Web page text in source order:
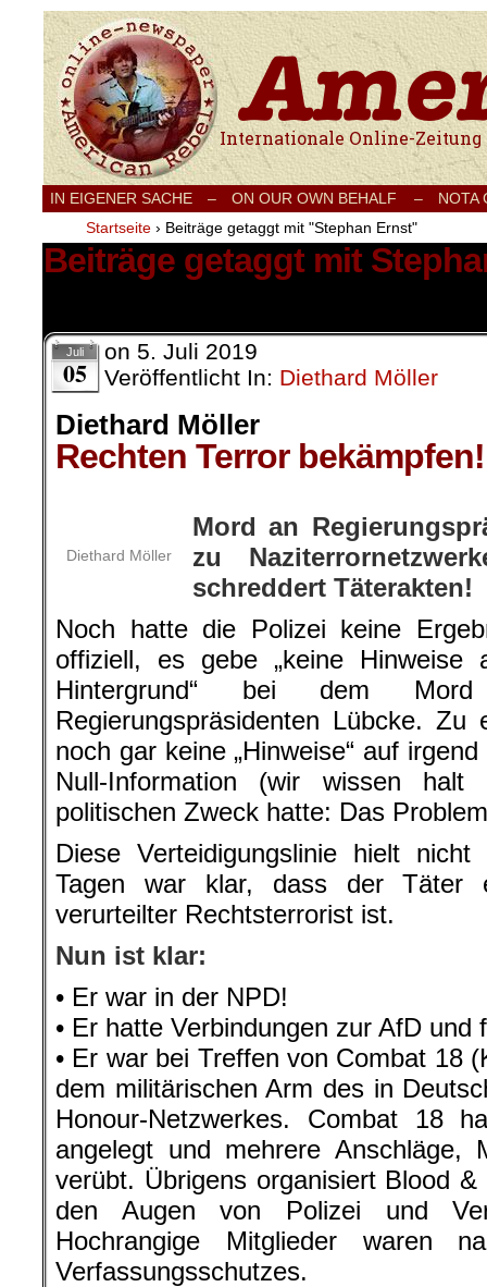
Internationale Onlinezeitung für Frieden,
IN EIGENER SACHE – ON OUR OWN BEHALF –
NOTA
Startseite › Beiträge getaggt mit "Stephan Ernst"
Beiträge getaggt mit
Juli
05
on 5. Juli 2019
Veröffentlicht In: Diethard Möller
Diethard Möller
Rechten Terror bekämpfen!
Diethard Möller
Mord an
zu
schreddert Täterakten!
Noch hatte die Polizei keine
offiziell, es gebe „keine Hinweise
Hintergrund“ bei dem
Regierungspräsidenten Lübcke.
noch gar keine „Hinweise“ auf
Null-Information (wir wissen
politischen Zweck hatte: Das
Diese Verteidigungslinie hielt
Tagen war klar, dass der Täter
verurteilter Rechtsterrorist ist.
Nun ist klar:
• Er war in der NPD!
• Er hatte Verbindungen zur AfD und
• Er war bei Treffen von Combat 18
dem militärischen Arm des in
Honour-Netzwerkes. Combat 18
angelegt und mehrere Anschläge,
verübt. Übrigens organisiert Blood
den Augen von Polizei und
Hochrangige Mitglieder waren
Verfassungsschutzes.